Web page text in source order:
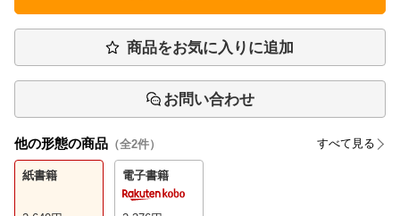
商品をお気に入りに追加
お問い合わせ
他の形態の商品 （全2件） すべて見る
紙書籍 電子書籍